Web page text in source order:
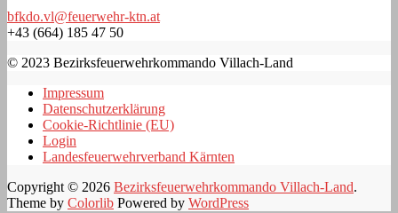
bfkdo.vl@feuerwehr-ktn.at
+43 (664) 185 47 50
© 2023 Bezirksfeuerwehrkommando Villach-Land
Impressum
Datenschutzerklärung
Cookie-Richtlinie (EU)
Login
Landesfeuerwehrverband Kärnten
Copyright © 2026 Bezirksfeuerwehrkommando Villach-Land.
Theme by Colorlib Powered by WordPress